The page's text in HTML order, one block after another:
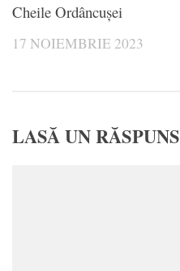
Cheile Ordâncușei
17 NOIEMBRIE 2023
LASĂ UN RĂSPUNS